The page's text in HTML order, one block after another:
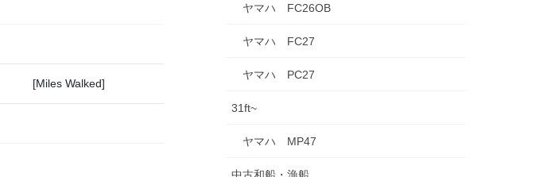
[Miles Walked]
ヤマハ FC26OB
ヤマハ FC27
ヤマハ PC27
31ft~
ヤマハ MP47